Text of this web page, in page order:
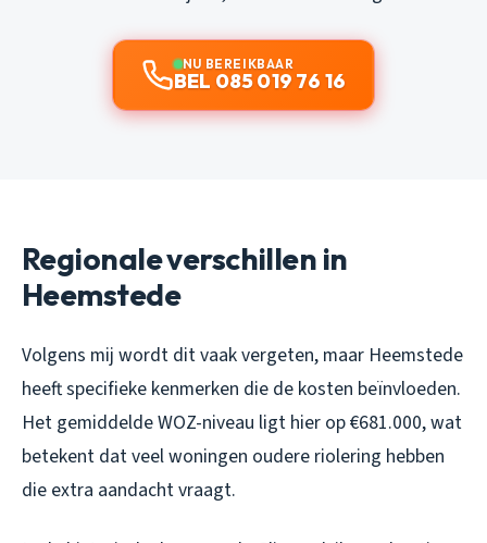
NU BEREIKBAAR
BEL 085 019 76 16
Regionale verschillen in
Heemstede
Volgens mij wordt dit vaak vergeten, maar Heemstede
heeft specifieke kenmerken die de kosten beïnvloeden.
Het gemiddelde WOZ-niveau ligt hier op €681.000, wat
betekent dat veel woningen oudere riolering hebben
die extra aandacht vraagt.